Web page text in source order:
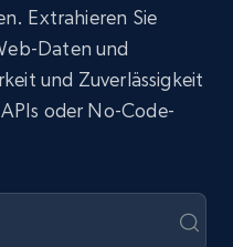
Extrahieren Sie
Daten und
und Zuverlässigkeit
oder No-Code-